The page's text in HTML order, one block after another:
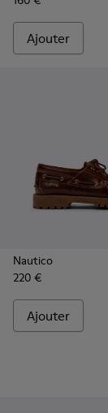
Ajouter
Nautico
220 €
Ajouter